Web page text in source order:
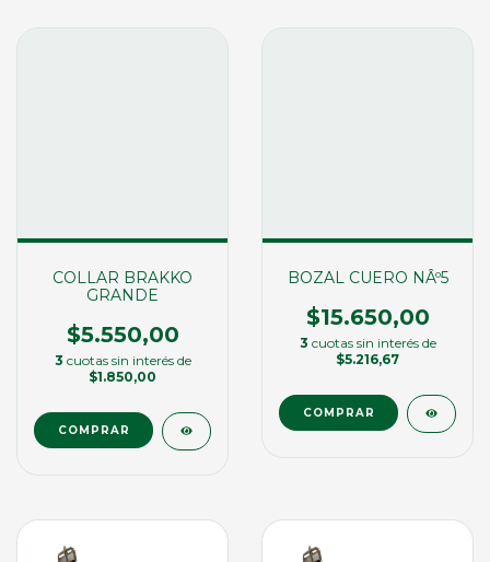
COLLAR BRAKKO
GRANDE
$5.550,00
3 cuotas sin interés de
$1.850,00
BOZAL CUERO NÂº5
$15.650,00
3 cuotas sin interés de
$5.216,67